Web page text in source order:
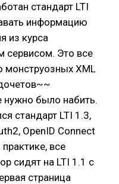
стандарт LTI
информацию
из курса
сервисом. Это все
монструозных XML
нужно было набить.
стандарт LTI 1.3,
OpenID Connect
все
сидят на LTI 1.1 с
страница